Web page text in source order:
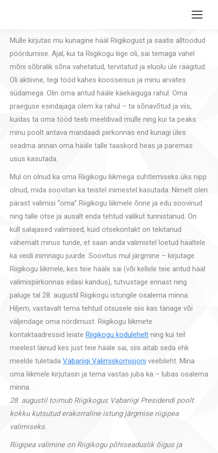
Search:
Mulle kirjutas mu kunagine hääl Riigikogust ja saatis alltoodud
pöördumise. Ajal, kui ta Riigikogu liige oli, sai temaga vahel
mõni sõbralik sõna vahetatud, tervitatud ja eluolu üle räägitud.
Oli aktiivne, tegi tööd kahes koosseisus ja minu arvates
südamega. Olin oma antud hääle käekäiguga rahul. Oma
praeguse esindajaga olem ka rahul – ta sõnavõtud ja viis,
kuidas ta oma tööd teeb meeldivad mulle ning kui ta peaks
minu poolt antava mandaadi piirkonnas end kunagi üles
seadma annan oma hääle talle taaskord heas ja paremas
usus kasutada.
Mul on olnud ka oma Riigikogu liikmega suhtlemiseks üks nipp
olnud, mida soovitan ka teistel inimestel kasutada. Nimelt olen
pärast valimisi “oma” Riigikogu liikmele õnne ja edu soovinud
ning talle otse ja ausalt enda tehtud valikut tunnistanud. On
küll salajased valimised, kuid otsekontakt on tekitanud
vähemalt minus tunde, et saan anda valimistel loetud häältele
ka veidi inimnägu juurde. Soovitus mul järgmine – kirjutage
Riigikogu liikmele, kes teie hääle sai (või kellele teie antud hääl
valimispiirkonnas edasi kandus), tutvustage ennast ning
paluge tal 28. augustil Riigikogu istungile osalema minna.
Hiljem, vastavalt tema tehtud otsusele siis kas tänage või
väljendage oma nördimust. Riigikogu liikmete
kontaktaadressid leiate Riigikogu kodulehelt ning kui teil
meelest läinud kes just teie hääle sai, siis aitab seda ehk
meelde tuletada Vabariigi Valimiskomisjoni veebileht. Mina
oma liikmele kirjutasin ja tema vastas juba ka – lubas osalema
minna.
28. augustil toimub Riigikogus Vabariigi Presidendi poolt
kokku kutsutud erakorraline istung järgmise riigipea
valimiseks.
Riigipea valimine on Riigikogu põhiseaduslik õigus ja